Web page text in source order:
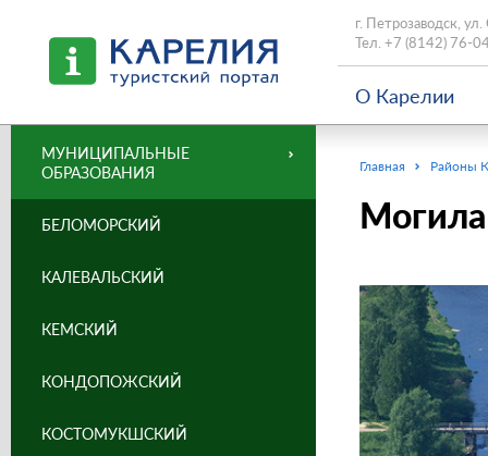
г. Петрозаводск,
Тел. +7 (8142) 76-
О Карелии
Главная Районы
Могила
МУНИЦИПАЛЬНЫЕ
ОБРАЗОВАНИЯ
БЕЛОМОРСКИЙ
КАЛЕВАЛЬСКИЙ
КЕМСКИЙ
КОНДОПОЖСКИЙ
КОСТОМУКШСКИЙ